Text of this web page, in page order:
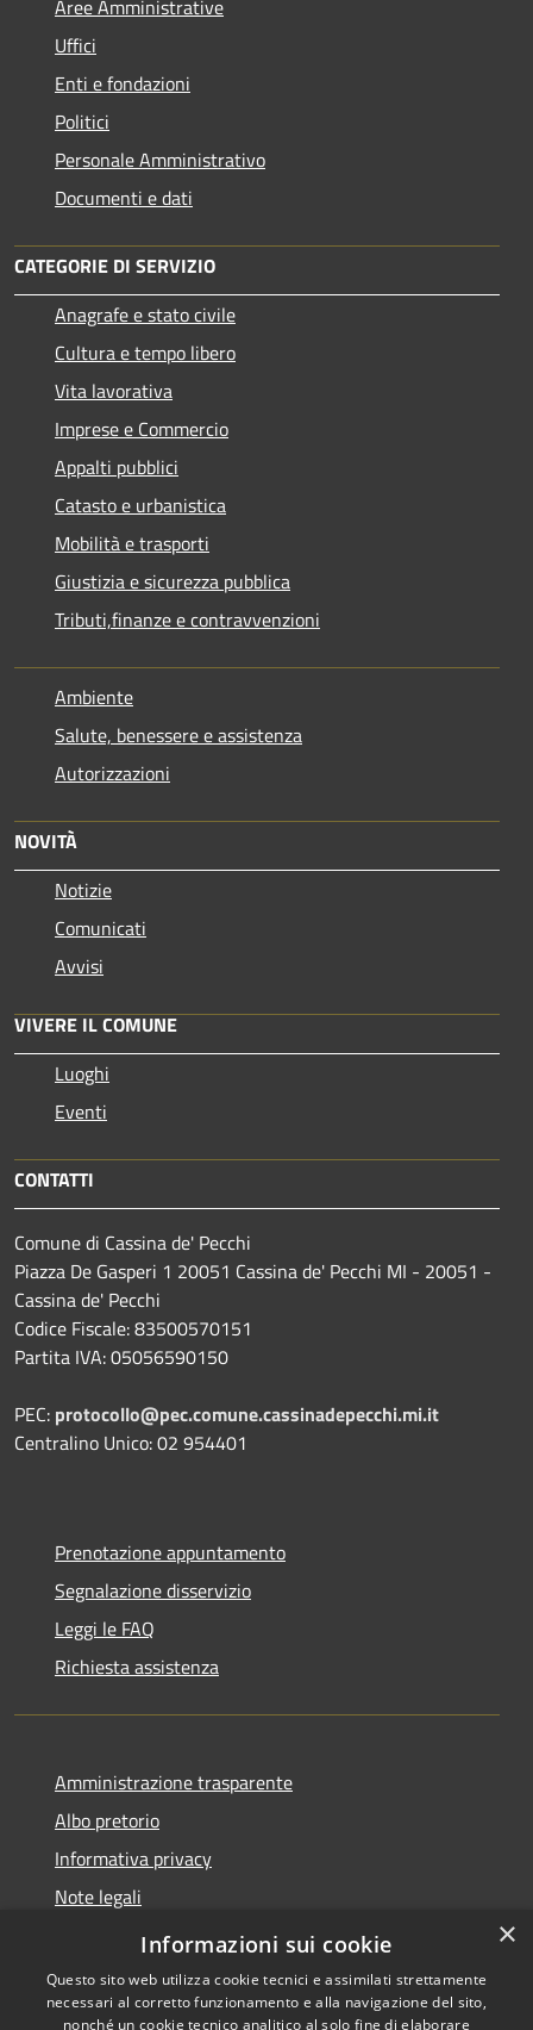
Aree Amministrative
Uffici
Enti e fondazioni
Politici
Personale Amministrativo
Documenti e dati
CATEGORIE DI SERVIZIO
Anagrafe e stato civile
Cultura e tempo libero
Vita lavorativa
Imprese e Commercio
Appalti pubblici
Catasto e urbanistica
Mobilità e trasporti
Giustizia e sicurezza pubblica
Tributi,finanze e contravvenzioni
Ambiente
Salute, benessere e assistenza
Autorizzazioni
NOVITÀ
Notizie
Comunicati
Avvisi
VIVERE IL COMUNE
Luoghi
Eventi
CONTATTI
Comune di Cassina de' Pecchi
Piazza De Gasperi 1 20051 Cassina de' Pecchi MI - 20051 -
Cassina de' Pecchi
Codice Fiscale: 83500570151
Partita IVA: 05056590150
PEC: protocollo@pec.comune.cassinadepecchi.mi.it
Centralino Unico: 02 954401
Prenotazione appuntamento
Segnalazione disservizio
Leggi le FAQ
Richiesta assistenza
Amministrazione trasparente
Albo pretorio
Informativa privacy
Note legali
Dichiarazione di accessibilità
×
Informazioni sui cookie
Questo sito web utilizza cookie tecnici e assimilati strettamente
necessari al corretto funzionamento e alla navigazione del sito,
nonché un cookie tecnico analitico al solo fine di elaborare